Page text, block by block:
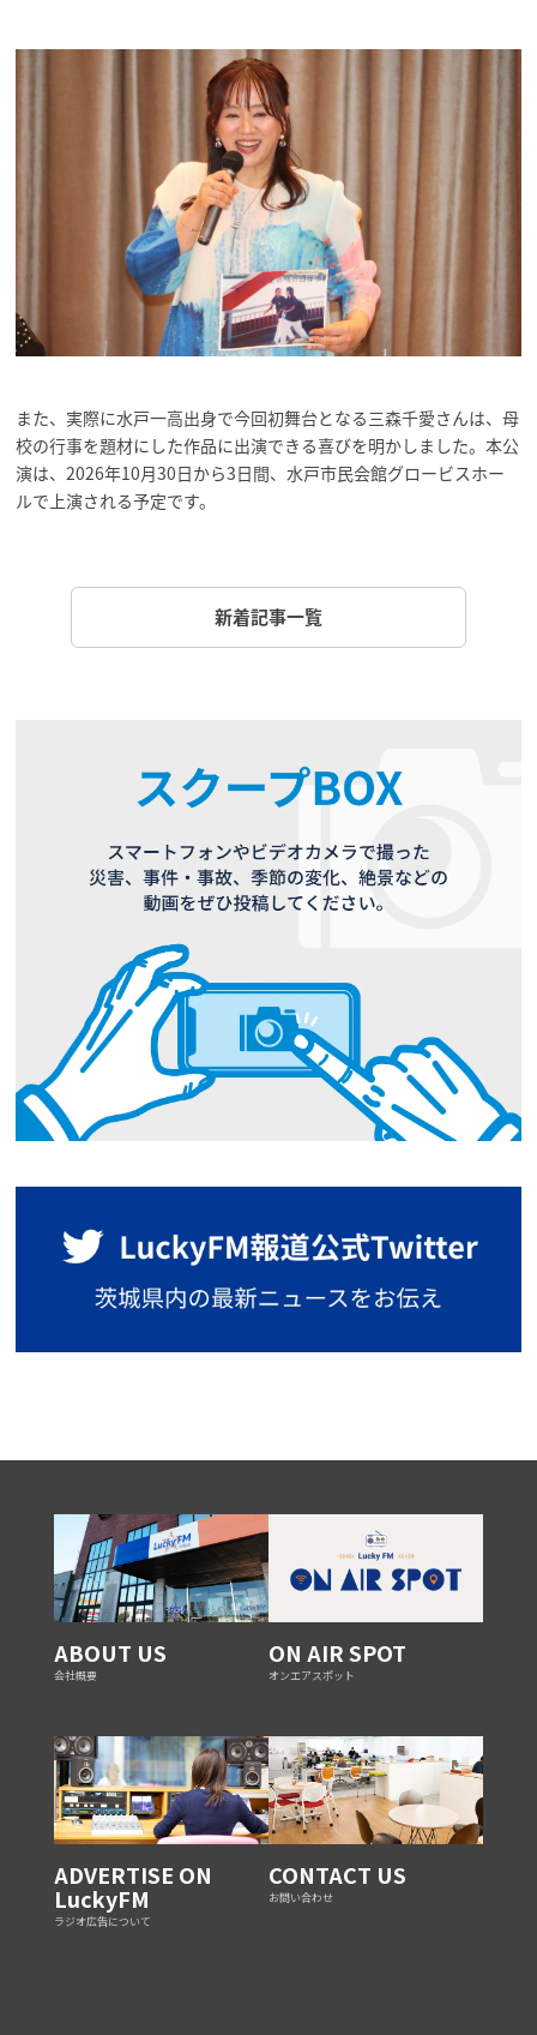
また、実際に水戸一高出身で今回初舞台となる三森千愛さんは、母
校の行事を題材にした作品に出演できる喜びを明かしました。本公
演は、2026年10月30日から3日間、水戸市民会館グロービスホー
ルで上演される予定です。
新着記事一覧
ABOUT US
会社概要
ON AIR SPOT
オンエアスポット
ADVERTISE ON
LuckyFM
ラジオ広告について
CONTACT US
お問い合わせ